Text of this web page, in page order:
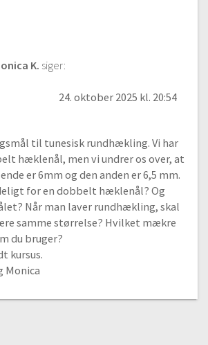
K. siger:
24. oktober 2025 kl. 20:54
til tunesisk rundhækling. Vi har
hæklenål, men vi undrer os over, at
er 6mm og den anden er 6,5 mm.
for en dobbelt hæklenål? Og
Når man laver rundhækling, skal
samme størrelse? Hvilket mækre
du bruger?
kursus.
Monica